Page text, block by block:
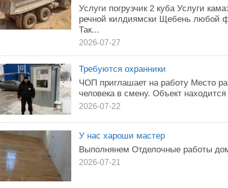
Услуги погрузчик 2 куба Услуги
речной килдиямски Щебень любой
Так...
2026-07-27
Требуются охранники
ЧОП приглашает на работу Место
человека в смену. Объект
2026-07-22
У нас хароши мастер
Выполнянем Отделочные работы
2026-07-21